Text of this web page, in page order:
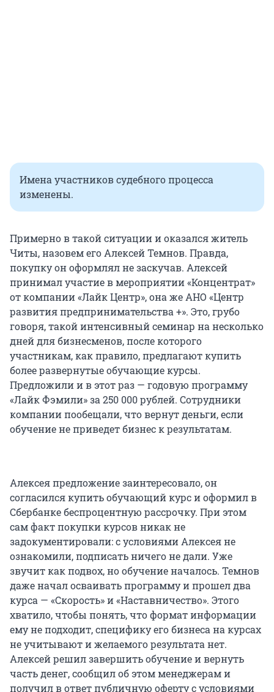
Имена участников судебного процесса
изменены.
Примерно в такой ситуации и оказался житель
Читы, назовем его Алексей Темнов. Правда,
покупку он оформлял не заскучав. Алексей
принимал участие в мероприятии «Концентрат»
от компании «Лайк Центр», она же АНО «Центр
развития предпринимательства +». Это, грубо
говоря, такой интенсивный семинар на несколько
дней для бизнесменов, после которого
участникам, как правило, предлагают купить
более развернутые обучающие курсы.
Предложили и в этот раз — годовую программу
«Лайк Фэмили» за 250 000 рублей. Сотрудники
компании пообещали, что вернут деньги, если
обучение не приведет бизнес к результатам.
Алексея предложение заинтересовало, он
согласился купить обучающий курс и оформил в
Сбербанке беспроцентную рассрочку. При этом
сам факт покупки курсов никак не
задокументировали: с условиями Алексея не
ознакомили, подписать ничего не дали. Уже
звучит как подвох, но обучение началось. Темнов
даже начал осваивать программу и прошел два
курса — «Скорость» и «Наставничество». Этого
хватило, чтобы понять, что формат информации
ему не подходит, специфику его бизнеса на курсах
не учитывают и желаемого результата нет.
Алексей решил завершить обучение и вернуть
часть денег, сообщил об этом менеджерам и
получил в ответ публичную оферту с условиями